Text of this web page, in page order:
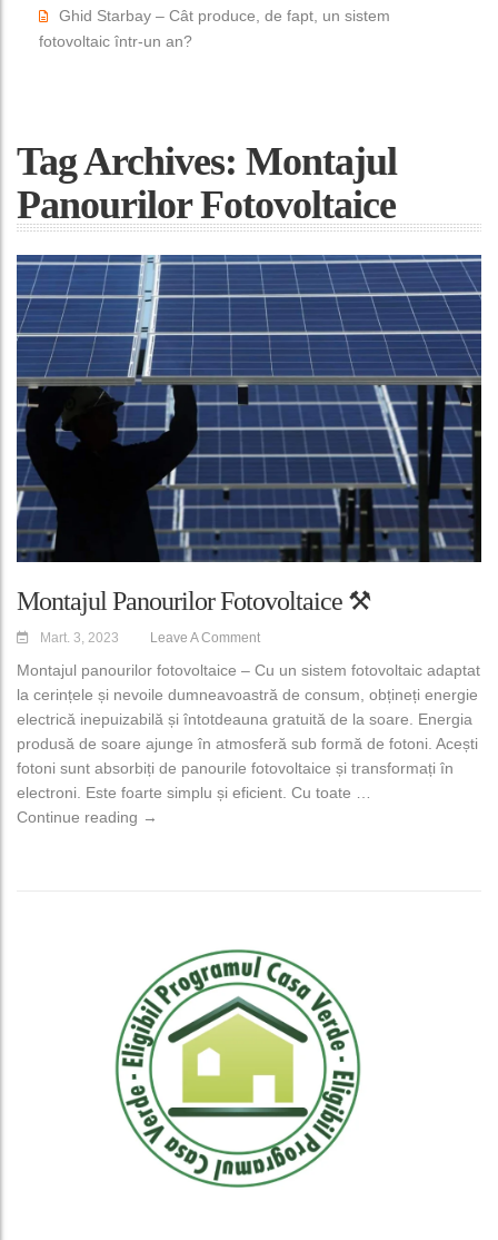
Ghid Starbay – Cât produce, de fapt, un sistem
fotovoltaic într-un an?
Tag Archives: Montajul
Panourilor Fotovoltaice
Montajul Panourilor Fotovoltaice ⚒️
Mart. 3, 2023 Leave A Comment
Montajul panourilor fotovoltaice – Cu un sistem fotovoltaic adaptat
la cerințele și nevoile dumneavoastră de consum, obțineți energie
electrică inepuizabilă și întotdeauna gratuită de la soare. Energia
produsă de soare ajunge în atmosferă sub formă de fotoni. Acești
fotoni sunt absorbiți de panourile fotovoltaice și transformați în
electroni. Este foarte simplu și eficient. Cu toate …
Continue reading Montajul panourilor fotovoltaice ⚒️
→